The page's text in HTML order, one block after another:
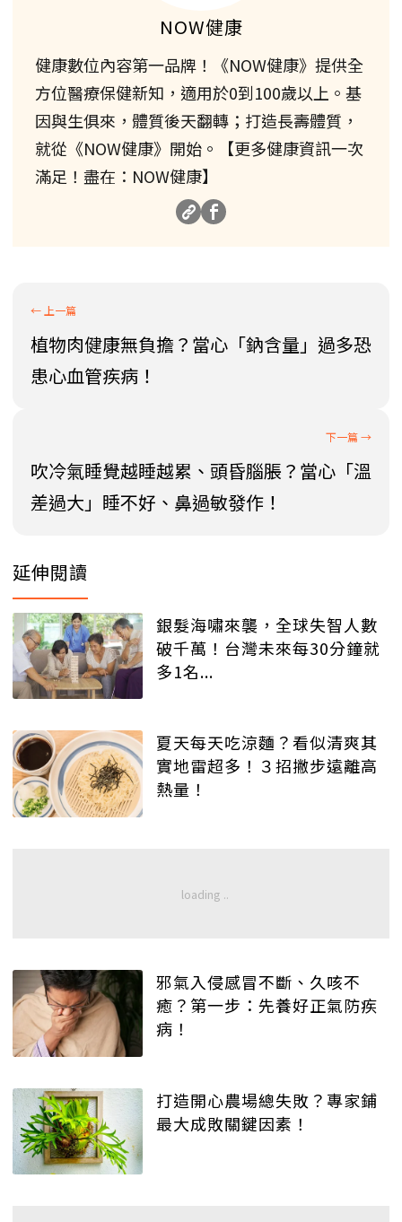
NOW健康
健康數位內容第一品牌！《NOW健康》提供全
方位醫療保健新知，適用於0到100歲以上。基
因與生俱來，體質後天翻轉；打造長壽體質，
就從《NOW健康》開始。【更多健康資訊一次
滿足！盡在：NOW健康】
植物肉健康無負擔？當心「鈉含量」過多恐
患心血管疾病！
吹冷氣睡覺越睡越累、頭昏腦脹？當心「溫
差過大」睡不好、鼻過敏發作！
延伸閱讀
銀髮海嘯來襲，全球失智人數
破千萬！台灣未來每30分鐘就
多1名...
夏天每天吃涼麵？看似清爽其
實地雷超多！３招撇步遠離高
熱量！
邪氣入侵感冒不斷、久咳不
癒？第一步：先養好正氣防疾
病！
打造開心農場總失敗？專家鋪
最大成敗關鍵因素！